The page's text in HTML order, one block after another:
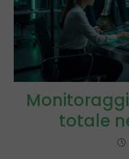
totale